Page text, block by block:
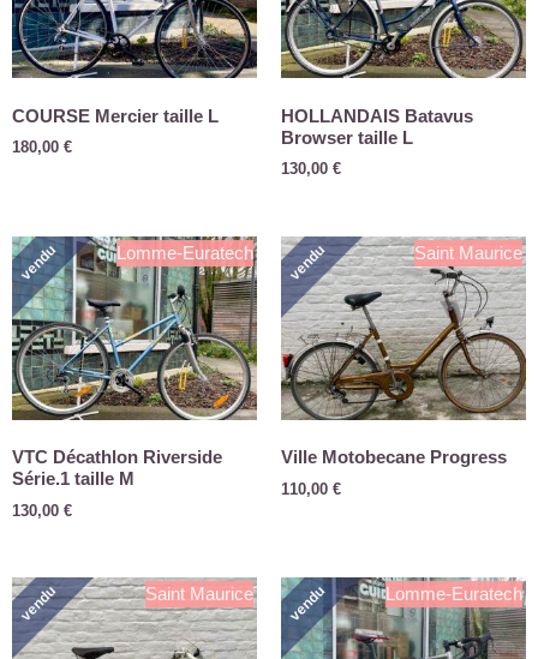
COURSE Mercier taille L
180,00 €
HOLLANDAIS Batavus
Browser taille L
130,00 €
Lomme-Euratech
vendu
VTC Décathlon Riverside
Série.1 taille M
130,00 €
Saint Maurice
vendu
Ville Motobecane Progress
110,00 €
Saint Maurice
vendu Lomme-Euratech
vendu